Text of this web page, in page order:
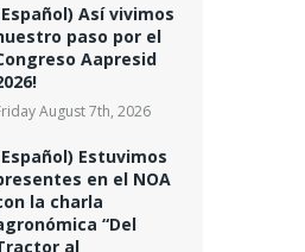
Así vivimos
paso por el
Aapresid
August 7th, 2026
Estuvimos
en el NOA
la charla
“Del
al